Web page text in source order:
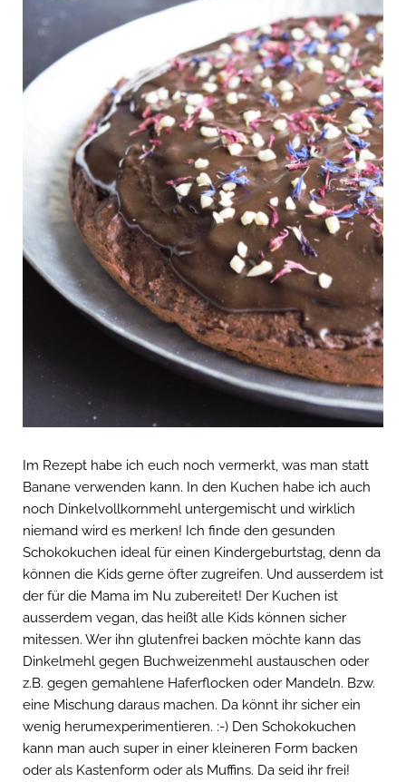
Im Rezept habe ich euch noch vermerkt, was man statt
Banane verwenden kann. In den Kuchen habe ich auch
noch Dinkelvollkornmehl untergemischt und wirklich
niemand wird es merken! Ich finde den gesunden
Schokokuchen ideal für einen Kindergeburtstag, denn da
können die Kids gerne öfter zugreifen. Und ausserdem ist
der für die Mama im Nu zubereitet! Der Kuchen ist
ausserdem vegan, das heißt alle Kids können sicher
mitessen. Wer ihn glutenfrei backen möchte kann das
Dinkelmehl gegen Buchweizenmehl austauschen oder
z.B. gegen gemahlene Haferflocken oder Mandeln. Bzw.
eine Mischung daraus machen. Da könnt ihr sicher ein
wenig herumexperimentieren. :-) Den Schokokuchen
kann man auch super in einer kleineren Form backen
oder als Kastenform oder als Muffins. Da seid ihr frei!